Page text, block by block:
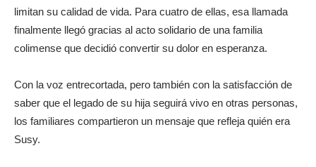
limitan su calidad de vida. Para cuatro de ellas, esa llamada
finalmente llegó gracias al acto solidario de una familia
colimense que decidió convertir su dolor en esperanza.
Con la voz entrecortada, pero también con la satisfacción de
saber que el legado de su hija seguirá vivo en otras personas,
los familiares compartieron un mensaje que refleja quién era
Susy.